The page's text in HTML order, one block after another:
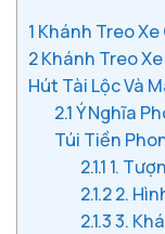
1 Khánh Treo
2Khánh Treo
Hút Tài Lộc Và
2.1Ý Nghĩa
Túi Tiền
2.1.1 1.
2.1.22.
2.1.33.